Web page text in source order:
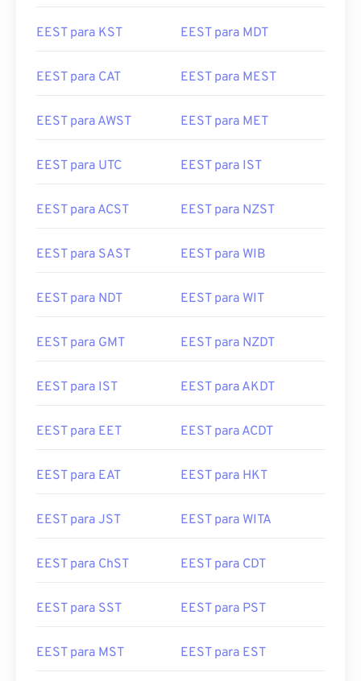
EEST para KST EEST para MDT
EEST para CAT EEST para MEST
EEST para AWST EEST para MET
EEST para UTC EEST para IST
EEST para ACST EEST para NZST
EEST para SAST EEST para WIB
EEST para NDT EEST para WIT
EEST para GMT EEST para NZDT
EEST para IST EEST para AKDT
EEST para EET EEST para ACDT
EEST para EAT EEST para HKT
EEST para JST EEST para WITA
EEST para ChST EEST para CDT
EEST para SST EEST para PST
EEST para MST EEST para EST